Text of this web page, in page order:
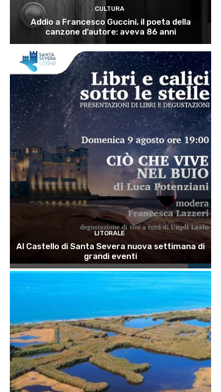
CULTURA
Addio a Francesco Guccini, il poeta della
canzone d’autore: aveva 86 anni
LITORALE
Al Castello di Santa Severa nuova settimana di
grandi eventi